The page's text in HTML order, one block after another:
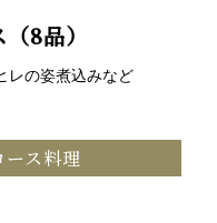
8品）
レの姿煮込みなど
ス料理